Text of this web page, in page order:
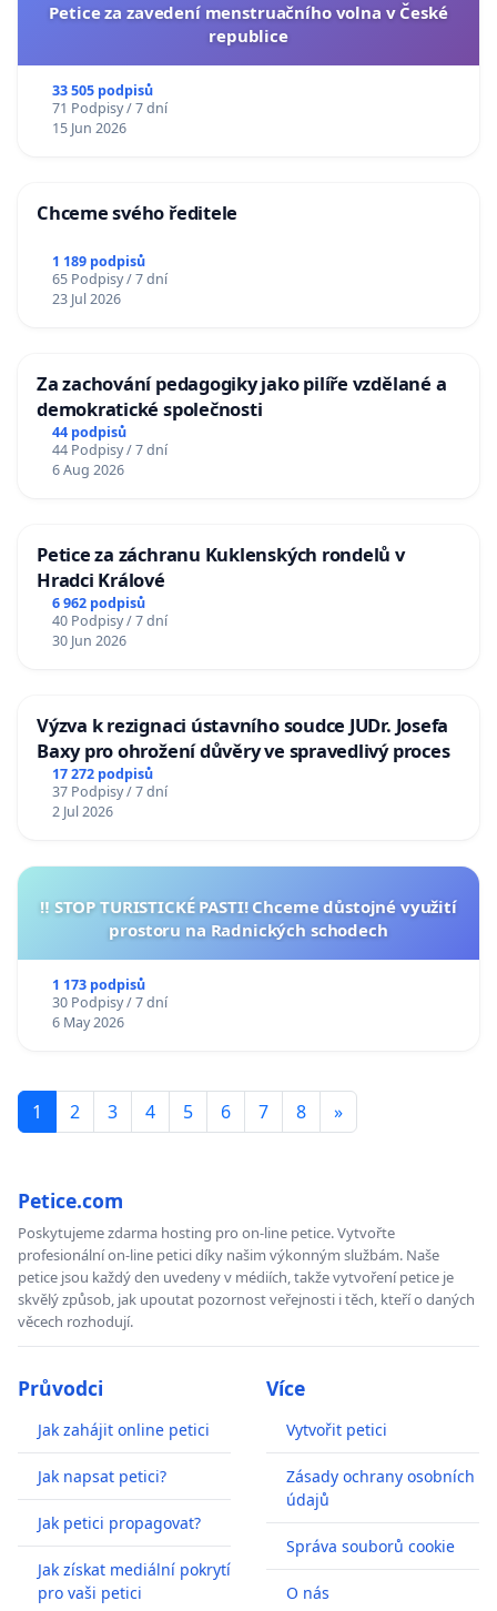
Petice za zavedení menstruačního volna v České
republice
33 505 podpisů
71 Podpisy / 7 dní
15 Jun 2026
Chceme svého ředitele
1 189 podpisů
65 Podpisy / 7 dní
23 Jul 2026
Za zachování pedagogiky jako pilíře vzdělané a
demokratické společnosti
44 podpisů
44 Podpisy / 7 dní
6 Aug 2026
Petice za záchranu Kuklenských rondelů v
Hradci Králové
6 962 podpisů
40 Podpisy / 7 dní
30 Jun 2026
Výzva k rezignaci ústavního soudce JUDr. Josefa
Baxy pro ohrožení důvěry ve spravedlivý proces
17 272 podpisů
37 Podpisy / 7 dní
2 Jul 2026
‼️ STOP TURISTICKÉ PASTI! Chceme důstojné využití
prostoru na Radnických schodech
1 173 podpisů
30 Podpisy / 7 dní
6 May 2026
1 2 3 4 5 6 7 8 »
Petice.com
Poskytujeme zdarma hosting pro on-line petice. Vytvořte
profesionální on-line petici díky našim výkonným službám. Naše
petice jsou každý den uvedeny v médiích, takže vytvoření petice je
skvělý způsob, jak upoutat pozornost veřejnosti i těch, kteří o daných
věcech rozhodují.
Průvodci
Jak zahájit online petici
Jak napsat petici?
Jak petici propagovat?
Jak získat mediální pokrytí
pro vaši petici
Více
Vytvořit petici
Zásady ochrany osobních
údajů
Správa souborů cookie
O nás